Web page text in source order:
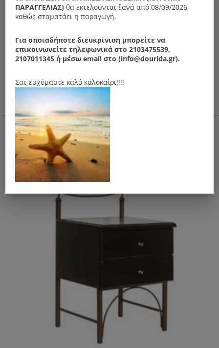
N29 Τουαλέτα με καθρέπτη μεταλλική
300.00
ΠΑΡΑΓΓΕΛIΑΣ) θα εκτελούνται ξανά από 08/09/2026
καθώς σταματάει η παραγωγή.
Για οποιαδήποτε διευκρίνιση μπορείτε να
επικοινωνείτε τηλεφωνικά στο 2103475539,
2107011345 ή μέσω email στο (info@dourida.gr).
Σας ευχόμαστε καλό καλοκαίρι!!!!